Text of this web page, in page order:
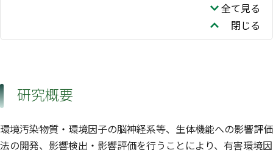
全て見る
閉じる
研究概要
環境汚染物質・環境因子の脳神経系等、生体機能への影響評価
法の開発、影響検出・影響評価を行うことにより、有害環境因